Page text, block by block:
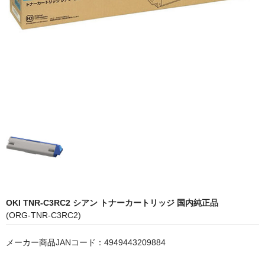
パナソニック
インクカートリッジ
OKI TNR-C3RC2 シアン トナーカートリッジ 国内純正品
(ORG-TNR-C3RC2)
メーカー商品JANコード：4949443209884